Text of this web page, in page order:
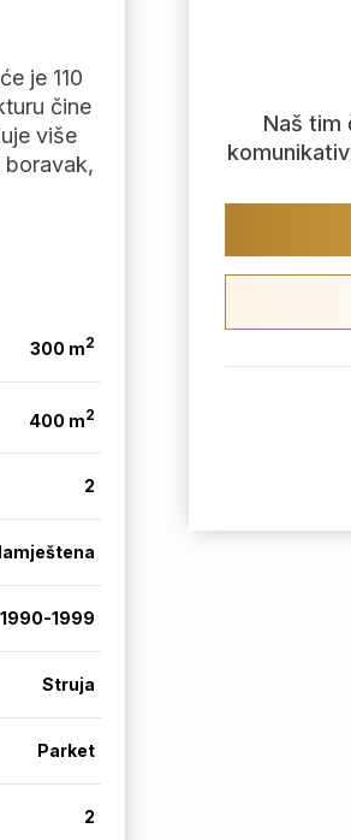
je 110
čine
više
boravak,
300 m2
400 m2
2
1990-1999
Struja
Parket
2
Naš tim